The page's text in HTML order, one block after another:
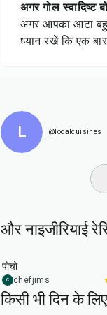
अगर गोल स्वादिष्ट
अगर आपका आटा
ध्यान रखें कि एक
L @localcuisines
और नाइजीरियाई
पोचो
C chefjims
किसी भी दिन के